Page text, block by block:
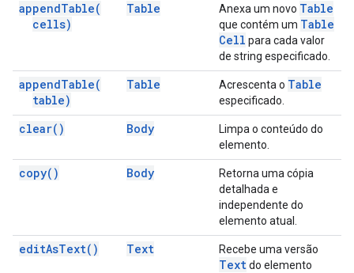
appendTable(
cells)
Table Anexa um novo Table
que contém um Table
Cell para cada valor
de string especificado.
appendTable(
table)
Table Acrescenta o Table
especificado.
clear( ) Body
Limpa o conteúdo do
elemento.
copy( ) Body
Retorna uma cópia
detalhada e
independente do
elemento atual.
editAsText( ) Text Recebe uma versão
Textdo elemento